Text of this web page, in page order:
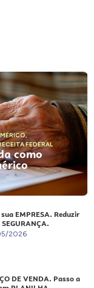
,
FEDERAL
como
EMPRESA. Reduzir
2026
DE VENDA. Passo a